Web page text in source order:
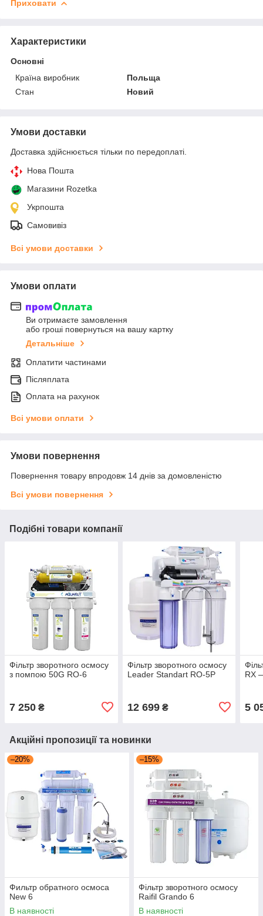
Приховати
Характеристики
Основні
Країна виробник
Польща
Стан
Новий
Умови доставки
Доставка здійснюється тільки по передоплаті.
Нова Пошта
Магазини Rozetka
Укрпошта
Самовивіз
Всі умови доставки
Умови оплати
Ви отримаєте замовлення
або гроші повернуться на вашу картку
Детальніше
Оплатити частинами
Післяплата
Оплата на рахунок
Всі умови оплати
Умови повернення
Повернення товару впродовж 14 днів за домовленістю
Всі умови повернення
Подібні товари компанії
Фільтр зворотного осмосу
з помпою 50G RO-6
7 250 ₴
Фільтр зворотного осмосу
Leader Standart RO-5P
12 699₴
RX
5
Акційні пропозиції та новинки
–20%
Фильтр обратного осмоса
New 6
В наявності
–15%
Фільтр зворотного осмосу
Raifil Grando 6
В наявності